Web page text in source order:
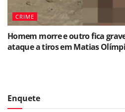
CRIME
Homem morre e outro fica
ataque a tiros em Matias
Enquete